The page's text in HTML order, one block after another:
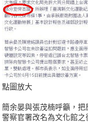
點圖放大
簡余晏與張茂楠呼籲，
警察官署改名為文化館